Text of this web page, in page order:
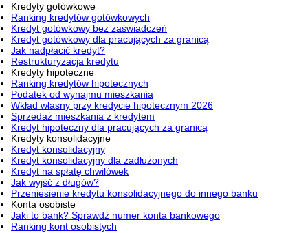
Kredyty gotówkowe
Ranking kredytów gotówkowych
Kredyt gotówkowy bez zaświadczeń
Kredyt gotówkowy dla pracujących za granicą
Jak nadpłacić kredyt?
Restrukturyzacja kredytu
Kredyty hipoteczne
Ranking kredytów hipotecznych
Podatek od wynajmu mieszkania
Wkład własny przy kredycie hipotecznym 2026
Sprzedaż mieszkania z kredytem
Kredyt hipoteczny dla pracujących za granicą
Kredyty konsolidacyjne
Kredyt konsolidacyjny
Kredyt konsolidacyjny dla zadłużonych
Kredyt na spłatę chwilówek
Jak wyjść z długów?
Przeniesienie kredytu konsolidacyjnego do innego banku
Konta osobiste
Jaki to bank? Sprawdź numer konta bankowego
Ranking kont osobistych